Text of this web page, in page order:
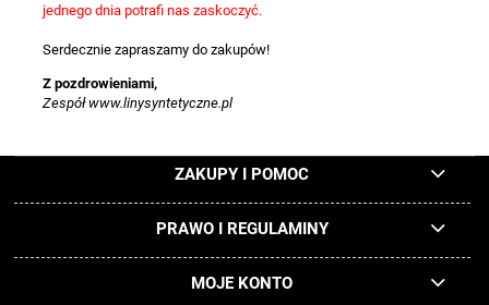
jednego dnia potrafi nas zaskoczyć.
Serdecznie zapraszamy do zakupów!
Z pozdrowieniami,
Zespół www.linysyntetyczne.pl
ZAKUPY I POMOC
PRAWO I REGULAMINY
MOJE KONTO